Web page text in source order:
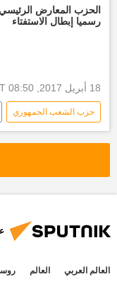
أخبار تركيا اليوم
الحزب المعارض
رسميا إبطال الاستفتاء
18 أبريل 2017, 08:50 GMT
حزب الشعب الجمهوري
بولنت تزجان
الاستفتاء الدستوري في
العالم العربي العالم